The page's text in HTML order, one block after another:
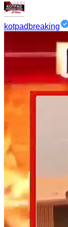
kotpadbreaking